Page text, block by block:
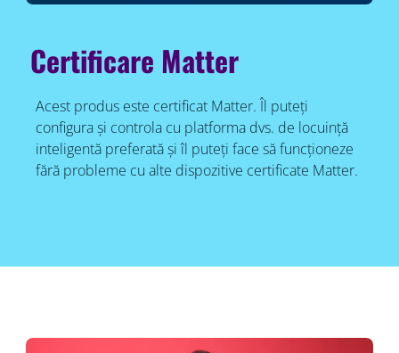
Certificare Matter
Acest produs este certificat Matter. Îl puteți
configura și controla cu platforma dvs. de locuință
inteligentă preferată și îl puteți face să funcționeze
fără probleme cu alte dispozitive certificate Matter.